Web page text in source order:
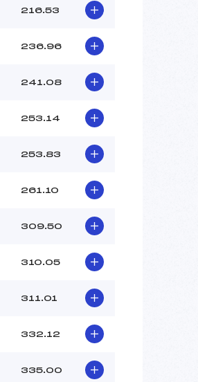
216.53
236.96
241.08
253.14
253.83
261.10
309.50
310.05
311.01
332.12
335.00